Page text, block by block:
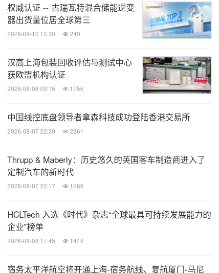
权威认证 -- 古瑞瓦特混合储能逆变
器出货量位居全球第三
2026-08-10 10:30 240
汉高上海包装回收评估与测试中心
获欧盟机构认证
2026-08-08 09:15 1756
中国线控底盘领导者拿森科技成功登陆香港交易所
2026-08-07 22:20 2361
Thrupp & Maberly：历史悠久的英国客车制造商进入了
定制汽车的新时代
2026-08-07 22:17 1269
HCLTech 入选《时代》杂志“全球最具可持续发展能力的
企业”榜单
2026-08-08 17:45 1448
宿务太平洋航空将开通上海-宿务航线、复航厦门-马尼